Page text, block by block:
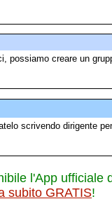
possiamo creare un
scrivendo dirigente
l'App ufficiale
subito GRATIS!